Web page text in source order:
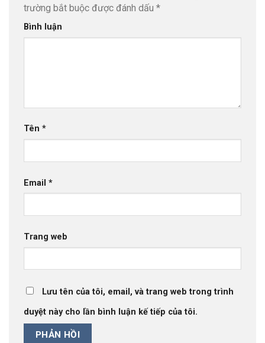
trường bắt buộc được đánh dấu *
Bình luận
Tên *
Email *
Trang web
Lưu tên của tôi, email, và trang web trong trình
duyệt này cho lần bình luận kế tiếp của tôi.